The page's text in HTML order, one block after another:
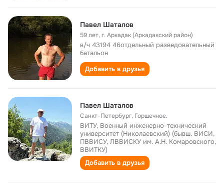
Павел Шаталов
59 лет,г. Аркадак (Аркадакский район)
в/ч 43194 46отдельный разведовательный
батальон
Добавить в друзья
Павел Шаталов
Санкт-Петербург, Горшечное.
ВИТУ, Военный инженерно-технический
университет (Николаевский) (бывш. ВИСИ,
ПВВИСУ, ЛВВИСКУ им. А.Н. Комаровского,
ВВИТКУ)
Добавить в друзья